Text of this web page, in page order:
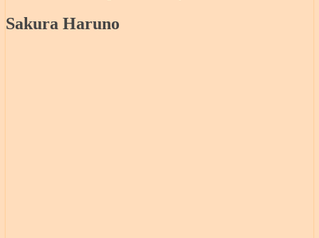
Sakura Haruno